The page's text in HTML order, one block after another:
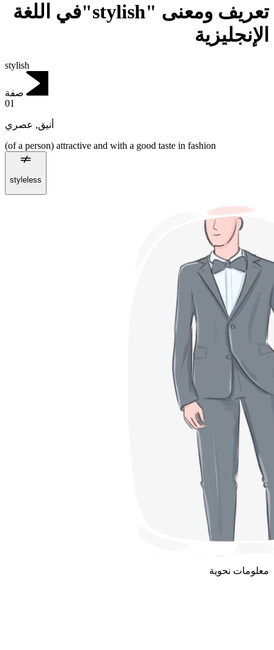
تعريف ومعنى "stylish"في اللغة
الإنجليزية
stylish
صفة
01
أنيق, عصري
(of a person) attractive and with a good taste in fashion
styleless
معلومات نحوية